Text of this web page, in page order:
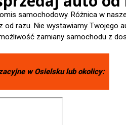
samochodowy. Różnica w
od razu. Nie wystawiamy Twojego
zamiany samochodu z
wOsielskulub okolicy: